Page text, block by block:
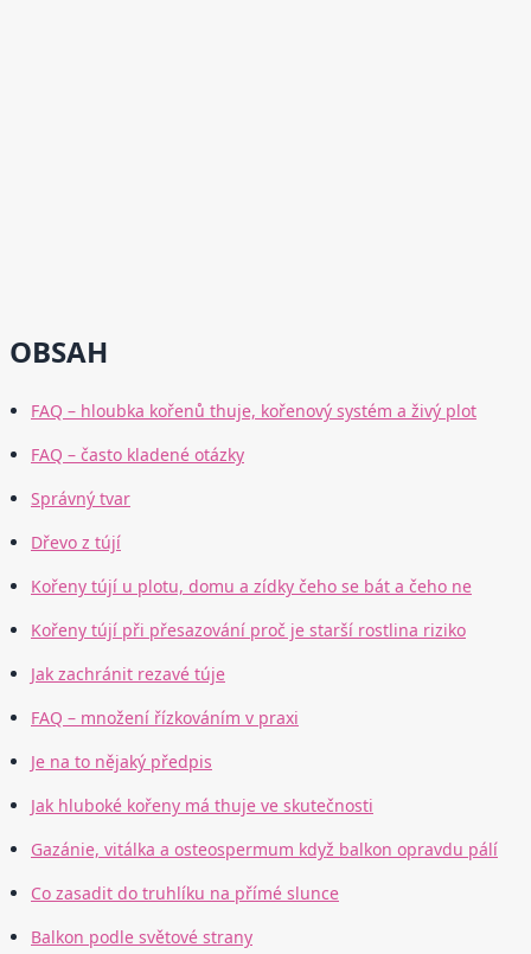
OBSAH
FAQ – hloubka kořenů thuje, kořenový systém a živý plot
FAQ – často kladené otázky
Správný tvar
Dřevo z tújí
Kořeny tújí u plotu, domu a zídky čeho se bát a čeho ne
Kořeny tújí při přesazování proč je starší rostlina riziko
Jak zachránit rezavé túje
FAQ – množení řízkováním v praxi
Je na to nějaký předpis
Jak hluboké kořeny má thuje ve skutečnosti
Gazánie, vitálka a osteospermum když balkon opravdu pálí
Co zasadit do truhlíku na přímé slunce
Balkon podle světové strany